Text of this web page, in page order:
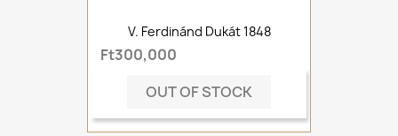
V. Ferdinánd Dukát 1848
Ft300,000
OUT OF STOCK